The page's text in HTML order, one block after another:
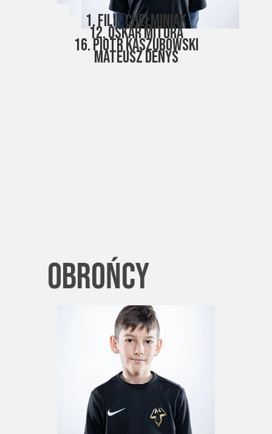
Mateusz Denys
16. Piotr Kaszubowski
12. Oskar Mitura
1. Filip Chełminiak
obrońcy